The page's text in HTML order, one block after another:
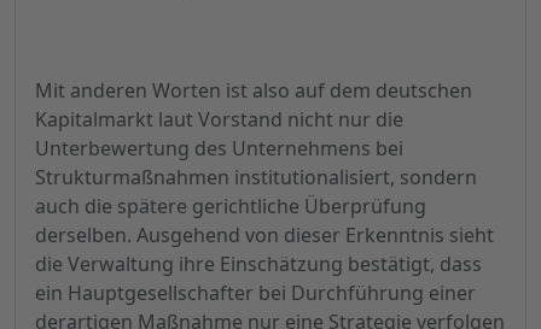
Mit anderen Worten ist also auf dem deutschen
Kapitalmarkt laut Vorstand nicht nur die
Unterbewertung des Unternehmens bei
Strukturmaßnahmen institutionalisiert, sondern
auch die spätere gerichtliche Überprüfung
derselben. Ausgehend von dieser Erkenntnis sieht
die Verwaltung ihre Einschätzung bestätigt, dass
ein Hauptgesellschafter bei Durchführung einer
derartigen Maßnahme nur eine Strategie verfolgen